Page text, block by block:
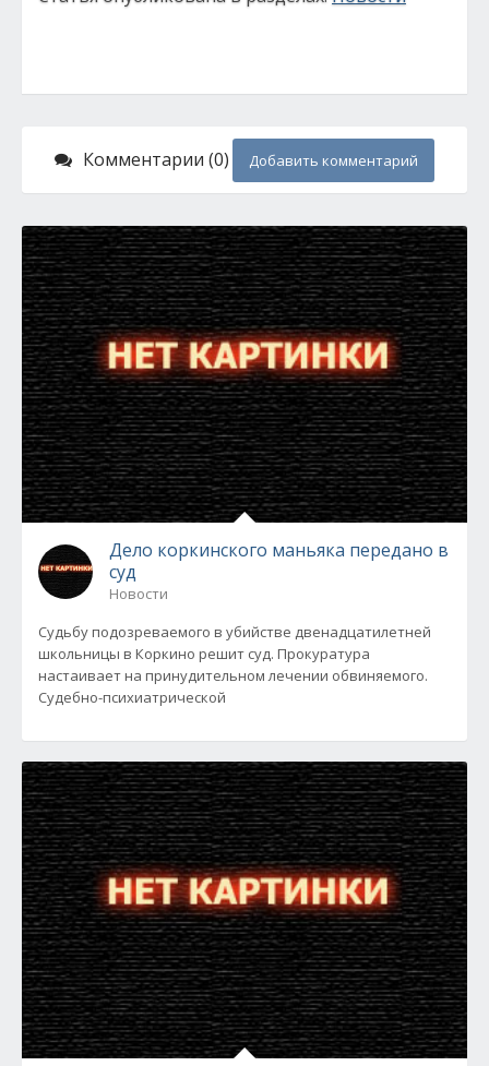
Комментарии (0) Добавить комментарий
Дело коркинского маньяка передано в
суд
Новости
Судьбу подозреваемого в убийстве двенадцатилетней
школьницы в Коркино решит суд. Прокуратура
настаивает на принудительном лечении обвиняемого.
Судебно-психиатрической